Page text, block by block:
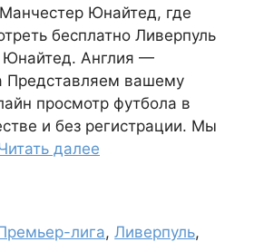
Юнайтед, где
бесплатно Ливерпуль
Англия —
Представляем вашему
просмотр футбола в
и без регистрации. Мы
далее
лига,Ливерпуль,